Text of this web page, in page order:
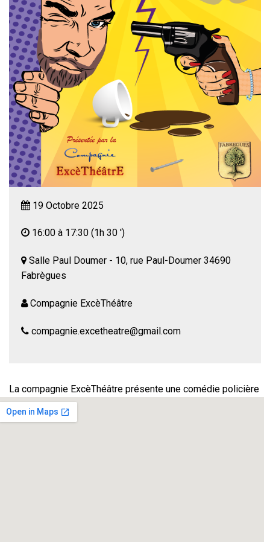
19 Octobre 2025
16:00 à 17:30 (1h 30 ')
Salle Paul Doumer - 10, rue Paul-Doumer 34690
Fabrègues
Compagnie ExcèThéâtre
compagnie.excetheatre@gmail.com
La compagnie ExcèThéâtre présente une comédie policière
deDominique Roffet